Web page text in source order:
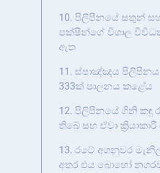
10. පිලිපීනයේ සතුන්
පක්ෂීන්ගේ විශාල
ඇත
11. ස්පාඤ්ඤය
333ක් පාලනය කළේය
12. පිලිපීනයේ ගිනි කඳු
තිබේ සහ ඒවා
13. රටේ අගනුවර
අතර එය බොහෝ